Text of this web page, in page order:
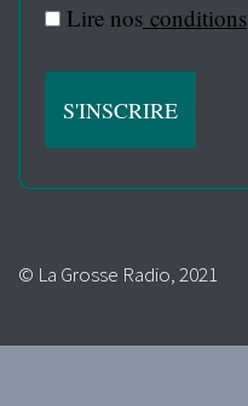
Lire nos conditions
© La Grosse Radio, 2021